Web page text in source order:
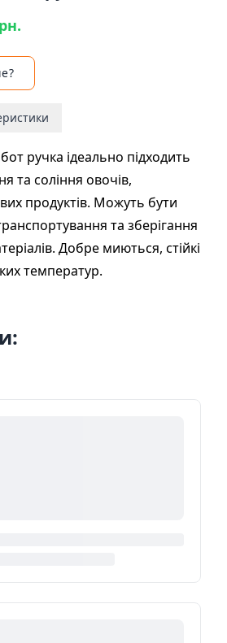
ручка ідеально підходить
та соління овочів,
продуктів. Можуть бути
та зберігання
Добре миються, стійкі
температур.